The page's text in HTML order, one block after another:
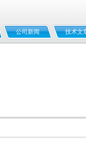
公司新闻 技术文